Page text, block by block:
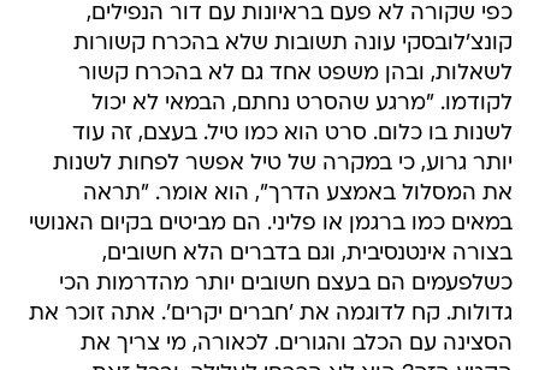
כפי שקורה לא פעם בראיונות עם דור הנפילים,
קונצ'לובסקי עונה תשובות שלא בהכרח קשורות
לשאלות, ובהן משפט אחד גם לא בהכרח קשור
לקודמו. "מרגע שהסרט נחתם, הבמאי לא יכול
לשנות בו כלום. סרט הוא כמו טיל. בעצם, זה עוד
יותר גרוע, כי במקרה של טיל אפשר לפחות לשנות
את המסלול באמצע הדרך", הוא אומר. "תראה
במאים כמו ברגמן או פליני. הם מביטים בקיום האנושי
בצורה אינטנסיבית, וגם בדברים הלא חשובים,
כשלפעמים הם בעצם חשובים יותר מהדרמות הכי
גדולות. קח לדוגמה את 'חברים יקרים'. אתה זוכר את
הסצינה עם הכלב והגורים. לכאורה, מי צריך את